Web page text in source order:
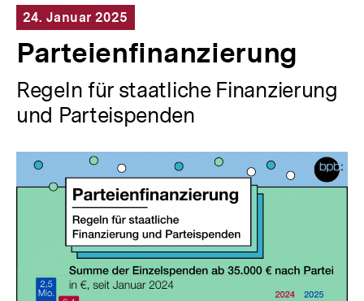
Dosis
Politik
bpb.de
24. Januar 2025
Parteienfinanzierung
Regeln für staatliche Finanzierung
und Parteispenden